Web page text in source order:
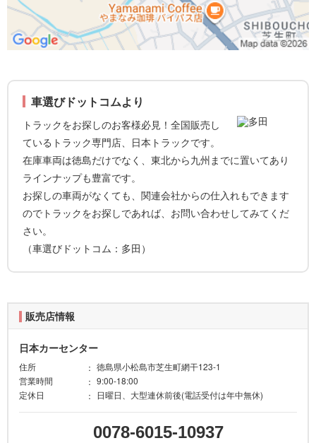
車選びドットコムより
トラックをお探しのお客様必見！全国販売し
ているトラック専門店、日本トラックです。
在庫車両は徳島だけでなく、東北から九州までに置いてあり
ラインナップも豊富です。
お探しの車両がなくても、関連会社からの仕入れもできます
のでトラックをお探しであれば、お問い合わせしてみてくだ
さい。
（車選びドットコム：多田）
販売店情報
日本カーセンター
住所
徳島県小松島市芝生町網干123-1
営業時間
9:00-18:00
定休日
日曜日、大型連休前後(電話受付は年中無休)
0078-6015-10937